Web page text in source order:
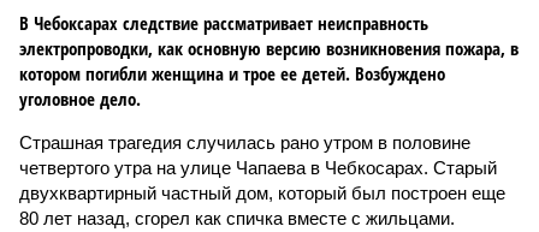
В Чебоксарах следствие рассматривает неисправность
электропроводки, как основную версию возникновения пожара, в
котором погибли женщина и трое ее детей. Возбуждено
уголовное дело.
Страшная трагедия случилась рано утром в половине
четвертого утра на улице Чапаева в Чебкосарах. Старый
двухквартирный частный дом, который был построен еще
80 лет назад, сгорел как спичка вместе с жильцами.